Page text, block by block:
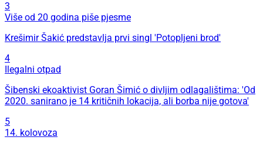
3
Više od 20 godina piše pjesme
Krešimir Šakić predstavlja prvi singl 'Potopljeni brod'
4
Ilegalni otpad
Šibenski ekoaktivist Goran Šimić o divljim odlagalištima: 'Od
2020. sanirano je 14 kritičnih lokacija, ali borba nije gotova'
5
14. kolovoza